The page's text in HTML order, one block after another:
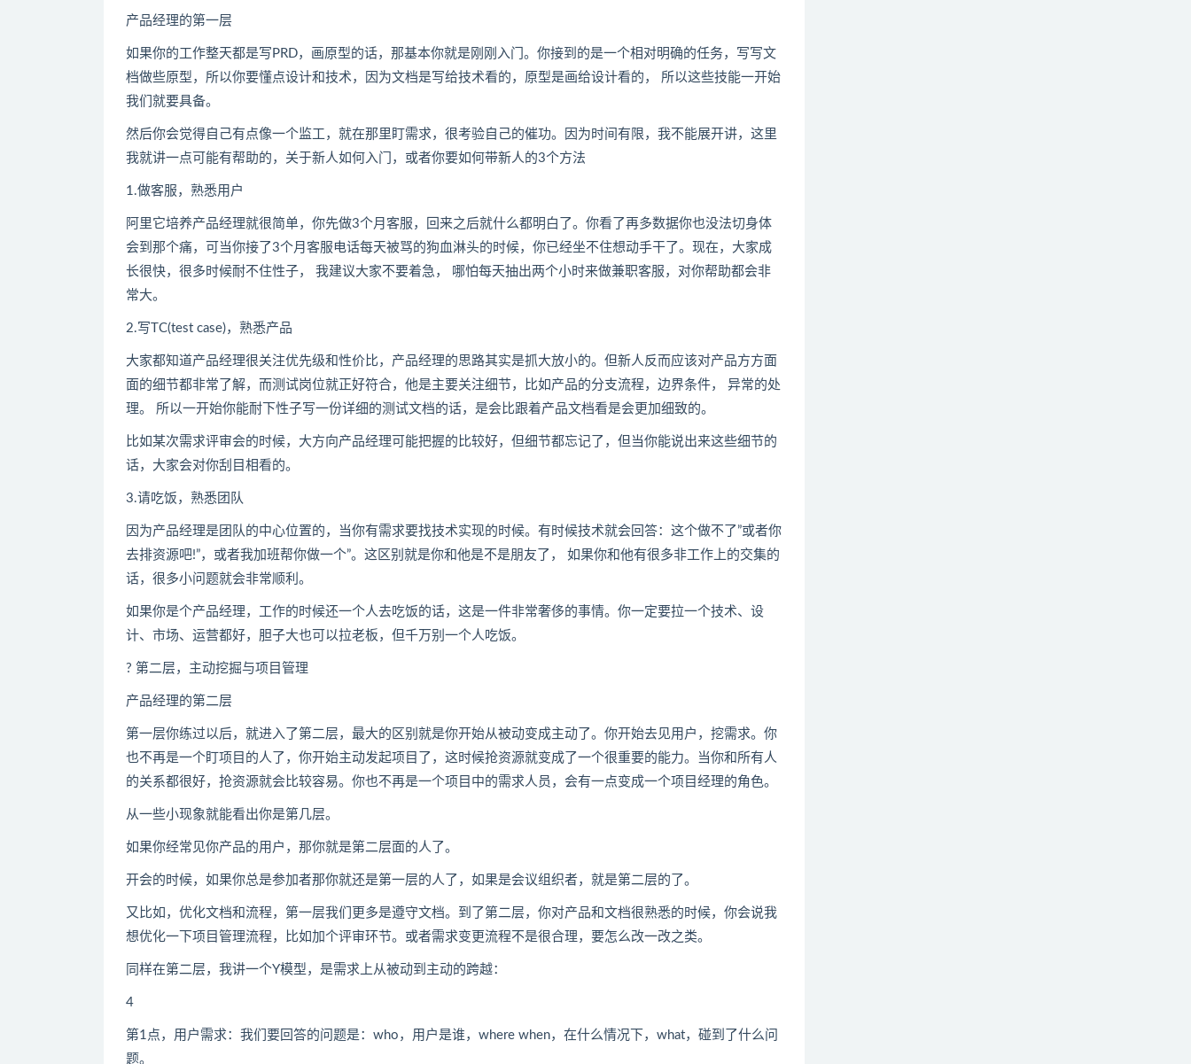
产品经理的第一层
如果你的工作整天都是写PRD，画原型的话，那基本你就是刚刚入门。你接到的是一个相对明确的任务，写写文
档做些原型，所以你要懂点设计和技术，因为文档是写给技术看的，原型是画给设计看的， 所以这些技能一开始
我们就要具备。
然后你会觉得自己有点像一个监工，就在那里盯需求，很考验自己的催功。因为时间有限，我不能展开讲，这里
我就讲一点可能有帮助的，关于新人如何入门，或者你要如何带新人的3个方法
1.做客服，熟悉用户
阿里它培养产品经理就很简单，你先做3个月客服，回来之后就什么都明白了。你看了再多数据你也没法切身体
会到那个痛，可当你接了3个月客服电话每天被骂的狗血淋头的时候，你已经坐不住想动手干了。现在，大家成
长很快，很多时候耐不住性子， 我建议大家不要着急， 哪怕每天抽出两个小时来做兼职客服，对你帮助都会非
常大。
2.写TC(test case)，熟悉产品
大家都知道产品经理很关注优先级和性价比，产品经理的思路其实是抓大放小的。但新人反而应该对产品方方面
面的细节都非常了解，而测试岗位就正好符合，他是主要关注细节，比如产品的分支流程，边界条件， 异常的处
理。 所以一开始你能耐下性子写一份详细的测试文档的话，是会比跟着产品文档看是会更加细致的。
比如某次需求评审会的时候，大方向产品经理可能把握的比较好，但细节都忘记了，但当你能说出来这些细节的
话，大家会对你刮目相看的。
3.请吃饭，熟悉团队
因为产品经理是团队的中心位置的，当你有需求要找技术实现的时候。有时候技术就会回答：这个做不了”或者你
去排资源吧!”，或者我加班帮你做一个”。这区别就是你和他是不是朋友了， 如果你和他有很多非工作上的交集的
话，很多小问题就会非常顺利。
如果你是个产品经理，工作的时候还一个人去吃饭的话，这是一件非常奢侈的事情。你一定要拉一个技术、设
计、市场、运营都好，胆子大也可以拉老板，但千万别一个人吃饭。
? 第二层，主动挖掘与项目管理
产品经理的第二层
第一层你练过以后，就进入了第二层，最大的区别就是你开始从被动变成主动了。你开始去见用户，挖需求。你
也不再是一个盯项目的人了，你开始主动发起项目了，这时候抢资源就变成了一个很重要的能力。当你和所有人
的关系都很好，抢资源就会比较容易。你也不再是一个项目中的需求人员，会有一点变成一个项目经理的角色。
从一些小现象就能看出你是第几层。
如果你经常见你产品的用户，那你就是第二层面的人了。
开会的时候，如果你总是参加者那你就还是第一层的人了，如果是会议组织者，就是第二层的了。
又比如，优化文档和流程，第一层我们更多是遵守文档。到了第二层，你对产品和文档很熟悉的时候，你会说我
想优化一下项目管理流程，比如加个评审环节。或者需求变更流程不是很合理，要怎么改一改之类。
同样在第二层，我讲一个Y模型，是需求上从被动到主动的跨越：
4
第1点，用户需求：我们要回答的问题是：who，用户是谁，where when，在什么情况下，what，碰到了什么问
题。